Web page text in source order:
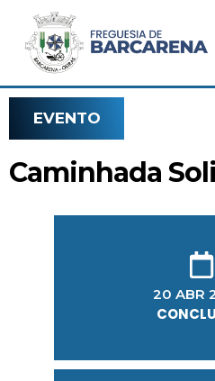
EVENTO
Caminhada
20 ABR